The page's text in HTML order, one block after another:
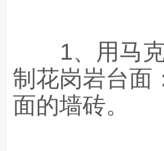
1、用马克
制花岗岩台面
面的墙砖。